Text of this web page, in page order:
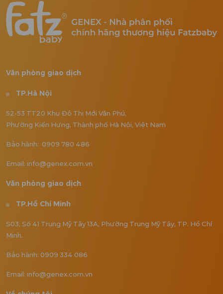
Văn phòng giao dịch
TP.Hà Nội
52-53 TT20 Khu Đô Thị Mới Văn Phú,
Phường Kiến Hưng, Thành phố Hà Nội, Việt Nam
Bảo hành: 0909 780 486
Email: info@genex.com.vn
Văn phòng giao dịch
TP.Hồ Chí Minh
S03, Số 41 Trung Mỹ Tây 13A, Phường Trung Mỹ Tây, TP. Hồ Chí
Minh.
Bảo hành: 0909 334 086
Email: info@genex.com.vn